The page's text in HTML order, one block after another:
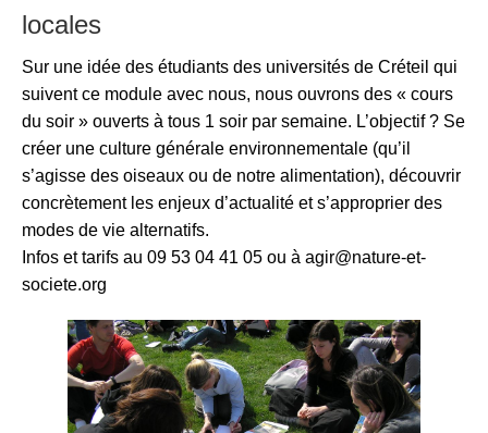
locales
Sur une idée des étudiants des universités de Créteil qui
suivent ce module avec nous, nous ouvrons des « cours
du soir » ouverts à tous 1 soir par semaine. L’objectif ? Se
créer une culture générale environnementale (qu’il
s’agisse des oiseaux ou de notre alimentation), découvrir
concrètement les enjeux d’actualité et s’approprier des
modes de vie alternatifs.
Infos et tarifs au 09 53 04 41 05 ou à agir@nature-et-
societe.org